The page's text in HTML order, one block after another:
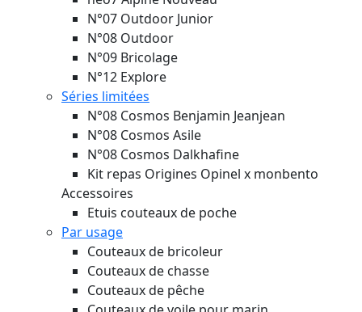
N°07 Outdoor Junior
N°08 Outdoor
N°09 Bricolage
N°12 Explore
Séries limitées
N°08 Cosmos Benjamin Jeanjean
N°08 Cosmos Asile
N°08 Cosmos Dalkhafine
Kit repas Origines Opinel x monbento
Accessoires
Etuis couteaux de poche
Par usage
Couteaux de bricoleur
Couteaux de chasse
Couteaux de pêche